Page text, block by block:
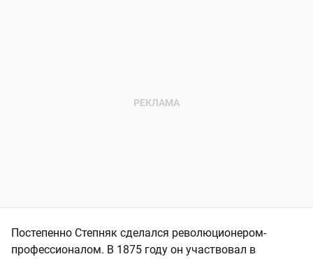
Постепенно Степняк сделался революционером-
профессионалом. В 1875 году он участвовал в